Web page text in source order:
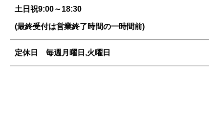
土日祝9:00～18:30
(最終受付は営業終了時間の一時間前)
定休日 毎週 月曜日,火曜日